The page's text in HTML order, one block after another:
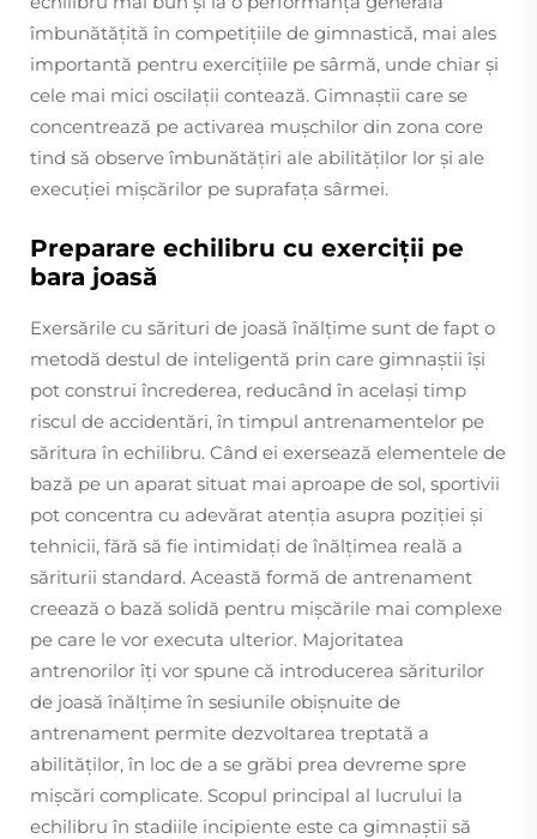
îmbunătățită în competițiile de gimnastică, mai ales
importantă pentru exercițiile pe sârmă, unde chiar și
cele mai mici oscilații contează. Gimnaștii care se
concentrează pe activarea mușchilor din zona core
tind să observe îmbunătățiri ale abilităților lor și ale
execuției mișcărilor pe suprafața sârmei.
Preparare echilibru cu exerciții pe
bara joasă
Exersările cu sărituri de joasă înălțime sunt de fapt o
metodă destul de inteligentă prin care gimnaștii își
pot construi încrederea, reducând în același timp
riscul de accidentări, în timpul antrenamentelor pe
săritura în echilibru. Când ei exersează elementele de
bază pe un aparat situat mai aproape de sol, sportivii
pot concentra cu adevărat atenția asupra poziției și
tehnicii, fără să fie intimidați de înălțimea reală a
săriturii standard. Această formă de antrenament
creează o bază solidă pentru mișcările mai complexe
pe care le vor executa ulterior. Majoritatea
antrenorilor îți vor spune că introducerea săriturilor
de joasă înălțime în sesiunile obișnuite de
antrenament permite dezvoltarea treptată a
abilităților, în loc de a se grăbi prea devreme spre
mișcări complicate. Scopul principal al lucrului la
echilibru în stadiile incipiente este ca gimnaștii să